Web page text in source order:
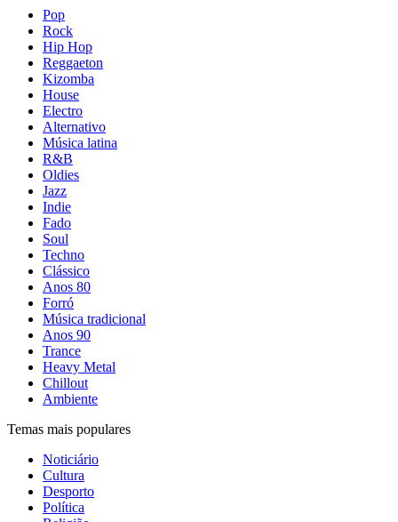
Pop
Rock
Hip Hop
Reggaeton
Kizomba
House
Electro
Alternativo
Música latina
R&B
Oldies
Jazz
Indie
Fado
Soul
Techno
Clássico
Anos 80
Forró
Música tradicional
Anos 90
Trance
Heavy Metal
Chillout
Ambiente
Temas mais populares
Noticiário
Cultura
Desporto
Política